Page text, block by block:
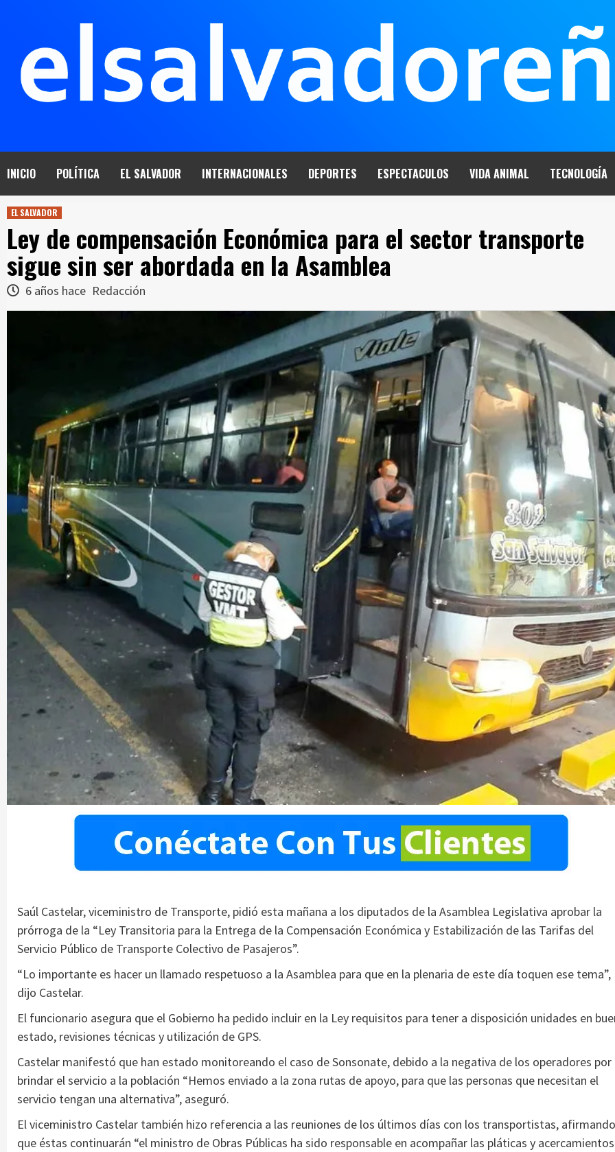
INICIO POLÍTICA EL SALVADOR INTERNACIONALES DEPORTES ESPECTACULOS VIDA ANIMAL TECNOLOGÍA
EL SALVADOR
Ley de compensación Económica para el sector transporte
sigue sin ser abordada en la Asamblea
6 años hace Redacción
Saúl Castelar, viceministro de Transporte, pidió esta mañana a los diputados de la Asamblea Legislativa aprobar la
prórroga de la “Ley Transitoria para la Entrega de la Compensación Económica y Estabilización de las Tarifas del
Servicio Público de Transporte Colectivo de Pasajeros”.
“Lo importante es hacer un llamado respetuoso a la Asamblea para que en la plenaria de este día toquen ese tema”,
dijo Castelar.
El funcionario asegura que el Gobierno ha pedido incluir en la Ley requisitos para tener a disposición unidades en
estado, revisiones técnicas y utilización de GPS.
Castelar manifestó que han estado monitoreando el caso de Sonsonate, debido a la negativa de los operadores por
brindar el servicio a la población “Hemos enviado a la zona rutas de apoyo, para que las personas que necesitan el
servicio tengan una alternativa”, aseguró.
El viceministro Castelar también hizo referencia a las reuniones de los últimos días con los transportistas, afirmando
que éstas continuarán “el ministro de Obras Públicas ha sido responsable en acompañar las pláticas y acercamientos